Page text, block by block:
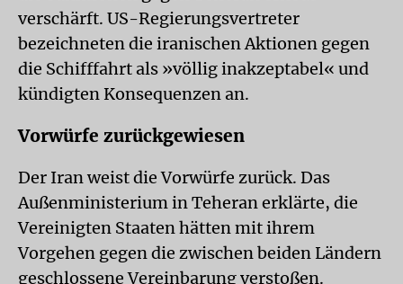
verschärft. US-Regierungsvertreter
bezeichneten die iranischen Aktionen gegen
die Schifffahrt als »völlig inakzeptabel« und
kündigten Konsequenzen an.
Vorwürfe zurückgewiesen
Der Iran weist die Vorwürfe zurück. Das
Außenministerium in Teheran erklärte, die
Vereinigten Staaten hätten mit ihrem
Vorgehen gegen die zwischen beiden Ländern
geschlossene Vereinbarung verstoßen.